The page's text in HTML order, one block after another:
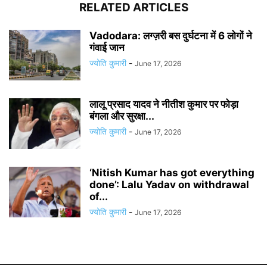
RELATED ARTICLES
Vadodara: लग्ज़री बस दुर्घटना में 6 लोगों ने
गंवाई जान
ज्योति कुमारी - June 17, 2026
लालू प्रसाद यादव ने नीतीश कुमार पर फोड़ा
बंगला और सुरक्षा...
ज्योति कुमारी - June 17, 2026
‘Nitish Kumar has got everything
done’: Lalu Yadav on withdrawal
of...
ज्योति कुमारी - June 17, 2026